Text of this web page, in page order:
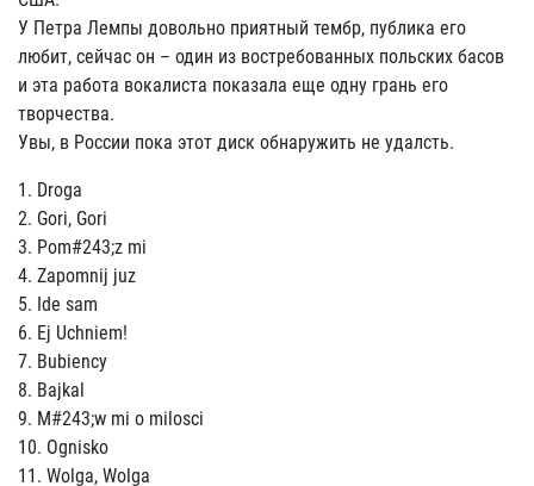
У Петра Лемпы довольно приятный тембр, публика его
любит, сейчас он – один из востребованных польских басов
и эта работа вокалиста показала еще одну грань его
творчества.
Увы, в России пока этот диск обнаружить не удалсть.
1. Droga
2. Gori, Gori
3. Pom#243;z mi
4. Zapomnij juz
5. Ide sam
6. Ej Uchniem!
7. Bubiency
8. Bajkal
9. M#243;w mi o milosci
10. Ognisko
11. Wolga, Wolga